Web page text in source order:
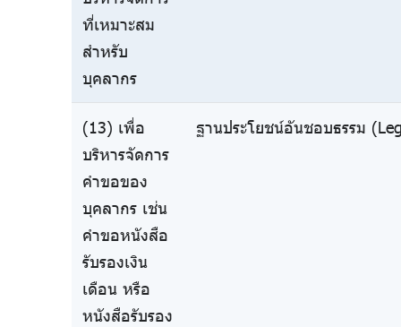
ที่เหมาะสม
สำหรับ
บุคลากร
(13) เพื่อ
บริหารจัดการ
คำขอของ
บุคลากร เช่น
คำขอหนังสือ
รับรองเงิน
เดือน หรือ
หนังสือรับรอง
ฐานประโยชน์อันชอบธรรม